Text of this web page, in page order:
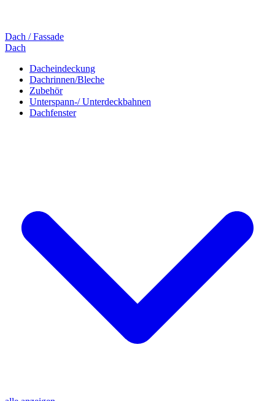
Dach / Fassade
Dach
Dacheindeckung
Dachrinnen/Bleche
Zubehör
Unterspann-/ Unterdeckbahnen
Dachfenster